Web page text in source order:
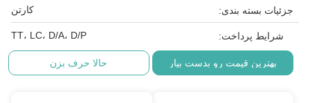
جزئیات بسته بندی: کارتن
شرایط پرداخت: TT، LC، D/A، D/P
بهترین قیمت رو بدست بیار حالا حرف بزن